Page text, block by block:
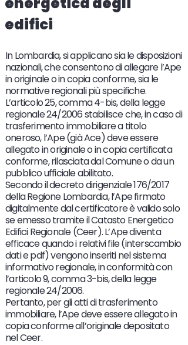
edifici
In Lombardia, si applicano sia le disposizioni
nazionali, che consentono di allegare l’Ape
in originale o in copia conforme, sia le
normative regionali più specifiche.
L’articolo 25, comma 4-bis, della legge
regionale 24/2006 stabilisce che, in caso di
trasferimento immobiliare a titolo
oneroso, l’Ape (già Ace) deve essere
allegato in originale o in copia certificata
conforme, rilasciata dal Comune o da un
pubblico ufficiale abilitato.
Secondo il decreto dirigenziale 176/2017
della Regione Lombardia, l’Ape firmato
digitalmente dal certificatore è valido solo
se emesso tramite il Catasto Energetico
Edifici Regionale (Ceer). L’Ape diventa
efficace quando i relativi file (interscambio
dati e pdf) vengono inseriti nel sistema
informativo regionale, in conformità con
l’articolo 9, comma 3-bis, della legge
regionale 24/2006.
Pertanto, per gli atti di trasferimento
immobiliare, l’Ape deve essere allegato in
copia conforme all’originale depositato
nel Ceer.